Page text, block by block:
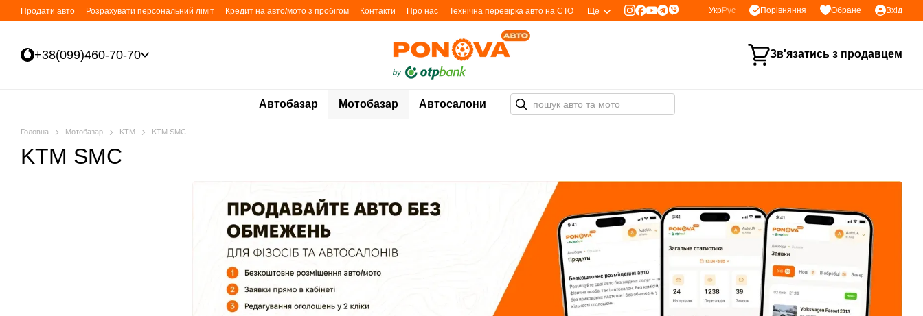
Перейти до основного контенту
Продати авто Розрахувати персональний ліміт Кредит на авто/мото з пробігом Контакти Про нас Технічна перевірка авто на СТО Ще УкрРус Порівняння Обране Вхід
+38(099)460-70-70 Зв'язатись з продавцем
Автобазар Мотобазар Автосалони
Головна Мотобазар KTM KTM SMC
KTM SMC